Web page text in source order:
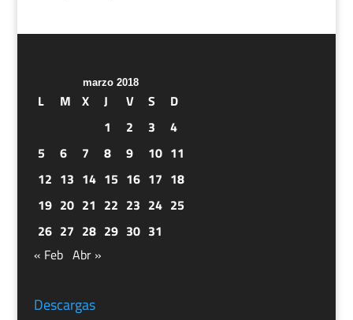
marzo 2018
L M X J V S
D
1
2 3
4
5
6 7 8 9 10 11
12 13 14 15 16 17 18
19 20 21 22 23 24 25
26 27 28 29 30 31
« Feb Abr »
Descargas